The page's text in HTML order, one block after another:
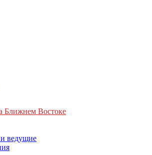
Ближнем Востоке
ведущие